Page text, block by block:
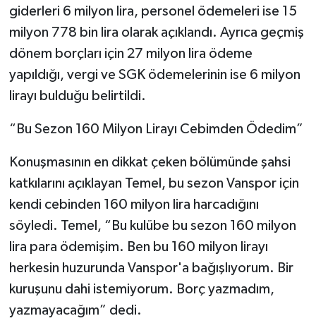
giderleri 6 milyon lira, personel ödemeleri ise 15
milyon 778 bin lira olarak açıklandı. Ayrıca geçmiş
dönem borçları için 27 milyon lira ödeme
yapıldığı, vergi ve SGK ödemelerinin ise 6 milyon
lirayı bulduğu belirtildi.
“Bu Sezon 160 Milyon Lirayı Cebimden Ödedim”
Konuşmasının en dikkat çeken bölümünde şahsi
katkılarını açıklayan Temel, bu sezon Vanspor için
kendi cebinden 160 milyon lira harcadığını
söyledi. Temel, “Bu kulübe bu sezon 160 milyon
lira para ödemişim. Ben bu 160 milyon lirayı
herkesin huzurunda Vanspor'a bağışlıyorum. Bir
kuruşunu dahi istemiyorum. Borç yazmadım,
yazmayacağım” dedi.